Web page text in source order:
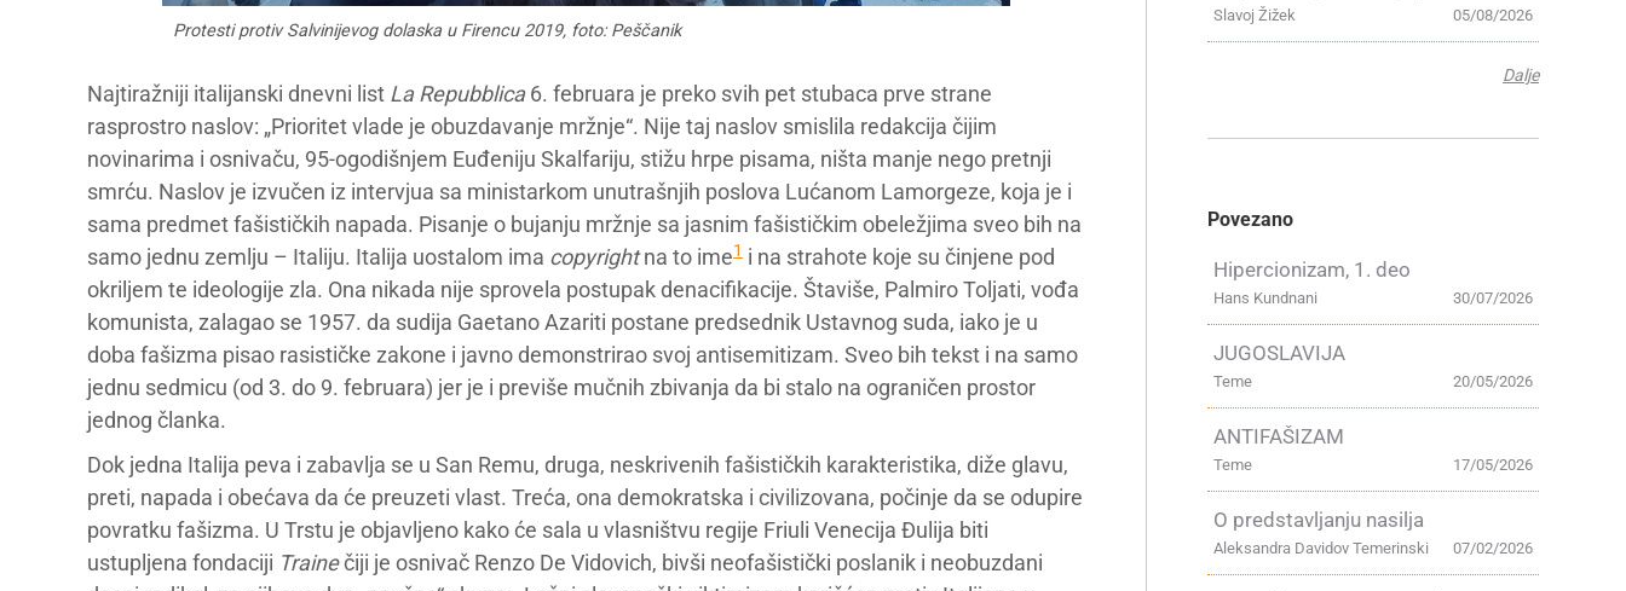
Protesti protiv Salvinijevog dolaska u Firencu 2019, foto: Peščanik
Najtiražniji italijanski dnevni list La Repubblica6. februara je preko svih pet stubaca prve strane
rasprostro naslov: „Prioritet vlade je obuzdavanje mržnje“. Nije taj naslov smislila redakcija čijim
novinarima i osnivaču, 95-ogodišnjem Euđeniju Skalfariju, stižu hrpe pisama, ništa manje nego pretnji
smrću. Naslov je izvučen iz intervjua sa ministarkom unutrašnjih poslova Lućanom Lamorgeze, koja je i
sama predmet fašističkih napada. Pisanje o bujanju mržnje sa jasnim fašističkim obeležjima sveo bih na
samo jednu zemlju – Italiju. Italija uostalom ima copyrightna to ime1 i na strahote koje su činjene pod
okriljem te ideologije zla. Ona nikada nije sprovela postupak denacifikacije. Štaviše, Palmiro Toljati, vođa
komunista, zalagao se 1957. da sudija Gaetano Azariti postane predsednik Ustavnog suda, iako je u
doba fašizma pisao rasističke zakone i javno demonstrirao svoj antisemitizam. Sveo bih tekst i na samo
jednu sedmicu (od 3. do 9. februara) jer je i previše mučnih zbivanja da bi stalo na ograničen prostor
jednog članka.
Dok jedna Italija peva i zabavlja se u San Remu, druga, neskrivenih fašističkih karakteristika, diže glavu,
preti, napada i obećava da će preuzeti vlast. Treća, ona demokratska i civilizovana, počinje da se odupire
povratku fašizma. U Trstu je objavljeno kako će sala u vlasništvu regije Friuli Venecija Đulija biti
ustupljena fondaciji Trainečiji je osnivač Renzo De Vidovich, bivši neofašistički poslanik i neobuzdani
05/08/2026
Slavoj Žižek
Dalje
Povezano
Hipercionizam, 1. deo
30/07/2026
Hans Kundnani
JUGOSLAVIJA
20/05/2026
Teme
ANTIFAŠIZAM
17/05/2026
Teme
O predstavljanju nasilja
07/02/2026
Aleksandra Davidov Temerinski